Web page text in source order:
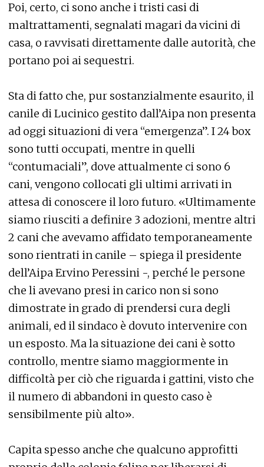
Poi, certo, ci sono anche i tristi casi di
maltrattamenti, segnalati magari da vicini di
casa, o ravvisati direttamente dalle autorità, che
portano poi ai sequestri.
Sta di fatto che, pur sostanzialmente esaurito, il
canile di Lucinico gestito dall’Aipa non presenta
ad oggi situazioni di vera “emergenza”. I 24 box
sono tutti occupati, mentre in quelli
“contumaciali”, dove attualmente ci sono 6
cani, vengono collocati gli ultimi arrivati in
attesa di conoscere il loro futuro. «Ultimamente
siamo riusciti a definire 3 adozioni, mentre altri
2 cani che avevamo affidato temporaneamente
sono rientrati in canile – spiega il presidente
dell’Aipa Ervino Peressini -, perché le persone
che li avevano presi in carico non si sono
dimostrate in grado di prendersi cura degli
animali, ed il sindaco è dovuto intervenire con
un esposto. Ma la situazione dei cani è sotto
controllo, mentre siamo maggiormente in
difficoltà per ciò che riguarda i gattini, visto che
il numero di abbandoni in questo caso è
sensibilmente più alto».
Capita spesso anche che qualcuno approfitti